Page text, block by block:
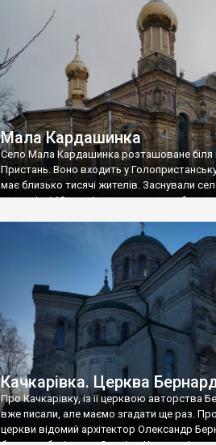
дендропарк маєтку, і з купою змій – їх тут
кількість…Це мені нагадало кадри […]
Мала Кардашинка
Село Мала Кардашинка розташоване біля
Пристань. Воно входить у
має близько тисячі жителів. Заснували
наприкінці 19 століття тут мешкало
«Всього Свого», із власним гостьовим
ставочками і пляжем. Щоправда сам
Качкарівка. Церква
Про Качкарівку, із її церквою авторства
вже писали, але маємо згадати ще раз.
церкви відомий архітектор Олександр